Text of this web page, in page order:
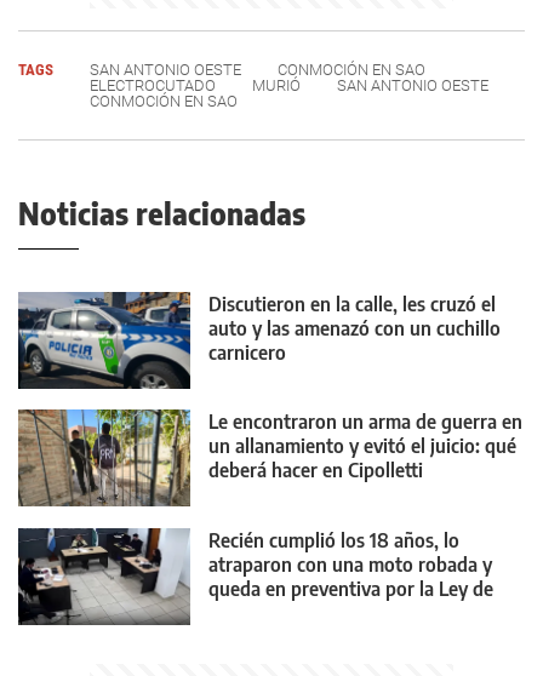
TAGS SAN ANTONIO OESTE
CONMOCIÓN EN SAO
ELECTROCUTADO
MURIÓ
SAN ANTONIO OESTE
CONMOCIÓN EN SAO
Noticias relacionadas
Discutieron en la calle, les cruzó el
auto y las amenazó con un cuchillo
carnicero
Le encontraron un arma de guerra en
un allanamiento y evitó el juicio: qué
deberá hacer en Cipolletti
Recién cumplió los 18 años, lo
atraparon con una moto robada y
queda en preventiva por la Ley de